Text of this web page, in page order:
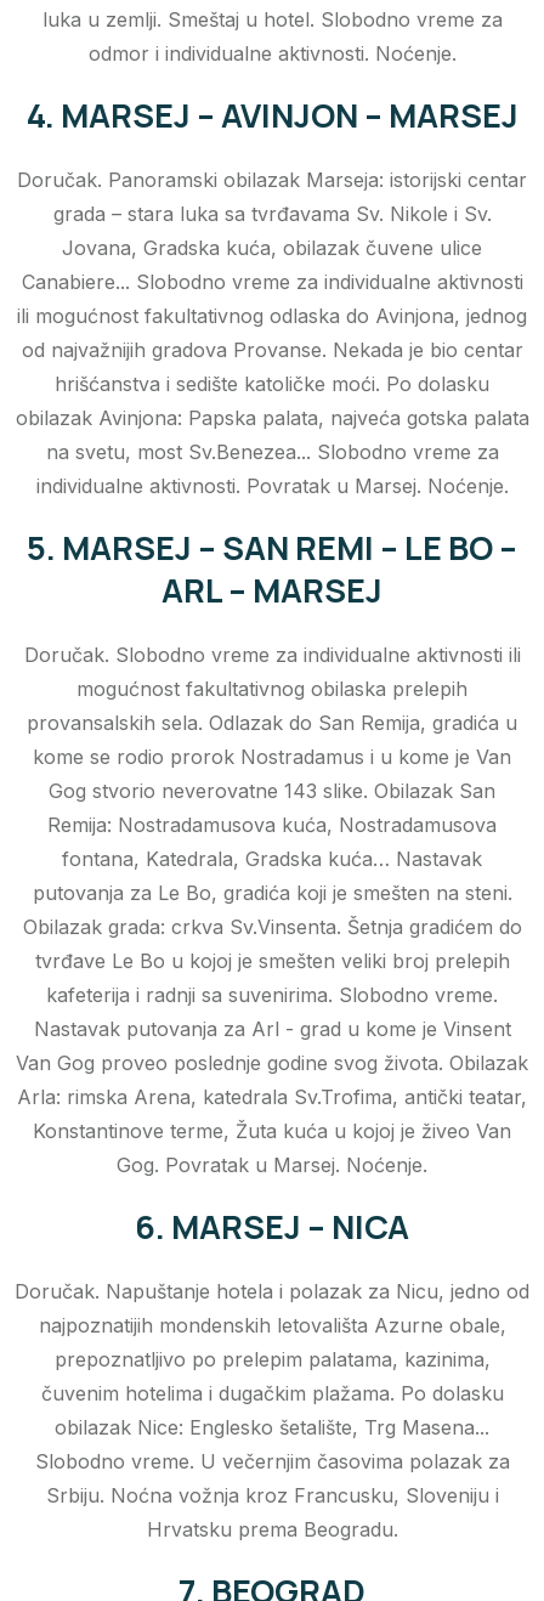
luka u zemlji. Smeštaj u hotel. Slobodno vreme za
odmor i individualne aktivnosti. Noćenje.
4. MARSEJ – AVINJON – MARSEJ
Doručak. Panoramski obilazak Marseja: istorijski centar
grada – stara luka sa tvrđavama Sv. Nikole i Sv.
Jovana, Gradska kuća, obilazak čuvene ulice
Canabiere... Slobodno vreme za individualne aktivnosti
ili mogućnost fakultativnog odlaska do Avinjona, jednog
od najvažnijih gradova Provanse. Nekada je bio centar
hrišćanstva i sedište katoličke moći. Po dolasku
obilazak Avinjona: Papska palata, najveća gotska palata
na svetu, most Sv.Benezea... Slobodno vreme za
individualne aktivnosti. Povratak u Marsej. Noćenje.
5. MARSEJ – SAN REMI – LE BO –
ARL – MARSEJ
Doručak. Slobodno vreme za individualne aktivnosti ili
mogućnost fakultativnog obilaska prelepih
provansalskih sela. Odlazak do San Remija, gradića u
kome se rodio prorok Nostradamus i u kome je Van
Gog stvorio neverovatne 143 slike. Obilazak San
Remija: Nostradamusova kuća, Nostradamusova
fontana, Katedrala, Gradska kuća… Nastavak
putovanja za Le Bo, gradića koji je smešten na steni.
Obilazak grada: crkva Sv.Vinsenta. Šetnja gradićem do
tvrđave Le Bo u kojoj je smešten veliki broj prelepih
kafeterija i radnji sa suvenirima. Slobodno vreme.
Nastavak putovanja za Arl - grad u kome je Vinsent
Van Gog proveo poslednje godine svog života. Obilazak
Arla: rimska Arena, katedrala Sv.Trofima, antički teatar,
Konstantinove terme, Žuta kuća u kojoj je živeo Van
Gog. Povratak u Marsej. Noćenje.
6. MARSEJ – NICA
Doručak. Napuštanje hotela i polazak za Nicu, jedno od
najpoznatijih mondenskih letovališta Azurne obale,
prepoznatljivo po prelepim palatama, kazinima,
čuvenim hotelima i dugačkim plažama. Po dolasku
obilazak Nice: Englesko šetalište, Trg Masena...
Slobodno vreme. U večernjim časovima polazak za
Srbiju. Noćna vožnja kroz Francusku, Sloveniju i
Hrvatsku prema Beogradu.
7. BEOGRAD